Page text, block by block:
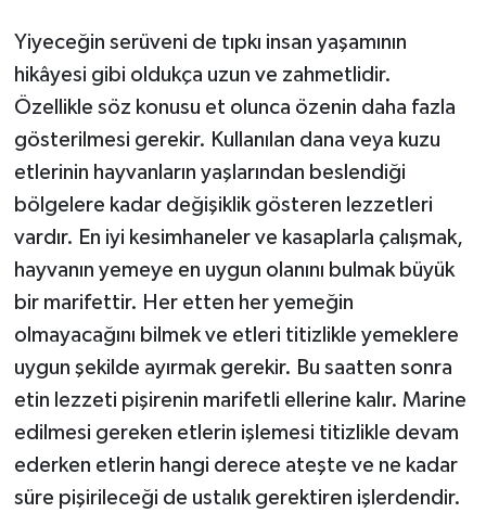
Yiyeceğin serüveni de tıpkı insan yaşamının
hikâyesi gibi oldukça uzun ve zahmetlidir.
Özellikle söz konusu et olunca özenin daha fazla
gösterilmesi gerekir. Kullanılan dana veya kuzu
etlerinin hayvanların yaşlarından beslendiği
bölgelere kadar değişiklik gösteren lezzetleri
vardır. En iyi kesimhaneler ve kasaplarla çalışmak,
hayvanın yemeye en uygun olanını bulmak büyük
bir marifettir. Her etten her yemeğin
olmayacağını bilmek ve etleri titizlikle yemeklere
uygun şekilde ayırmak gerekir. Bu saatten sonra
etin lezzeti pişirenin marifetli ellerine kalır. Marine
edilmesi gereken etlerin işlemesi titizlikle devam
ederken etlerin hangi derece ateşte ve ne kadar
süre pişirileceği de ustalık gerektiren işlerdendir.